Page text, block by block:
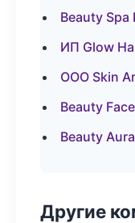
Beauty
ИП Glow
ООО Skin
Beauty
Beauty
Другие